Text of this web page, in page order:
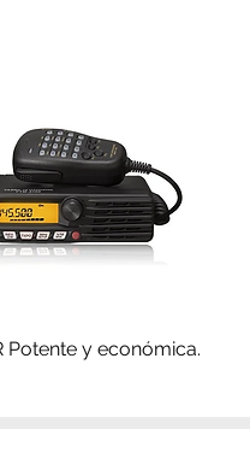
Potente y económica.